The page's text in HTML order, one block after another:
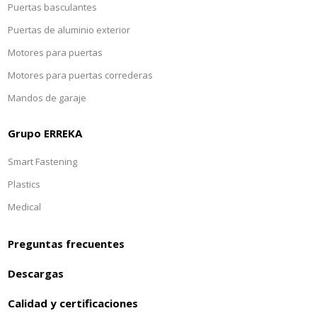
Puertas basculantes
Puertas de aluminio exterior
Motores para puertas
Motores para puertas correderas
Mandos de garaje
Grupo ERREKA
Smart Fastening
Plastics
Medical
Preguntas frecuentes
Descargas
Calidad y certificaciones